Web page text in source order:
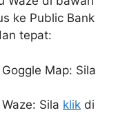
ke Public Bank
tepat:
Map: Sila
Sila klik di